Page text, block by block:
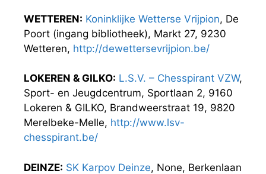
WETTEREN: Koninklijke Wetterse Vrijpion, De
Poort (ingang bibliotheek), Markt 27, 9230
Wetteren, http://dewettersevrijpion.be/
LOKEREN & GILKO: L.S.V. – Chesspirant VZW,
Sport- en Jeugdcentrum, Sportlaan 2, 9160
Lokeren & GILKO, Brandweerstraat 19, 9820
Merelbeke-Melle, http://www.lsv-
chesspirant.be/
DEINZE: SK Karpov Deinze, None, Berkenlaan